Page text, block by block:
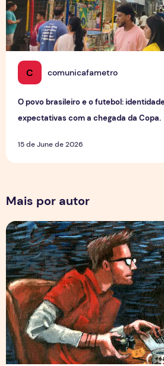
C comunicafametro
O povo brasileiro e o futebol:
expectativas com a chegada da Copa.
15 de June de 2026
Mais por autor
Por Trás dos Pixels